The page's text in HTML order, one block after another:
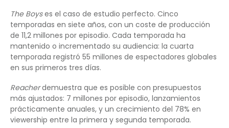
The Boyses el caso de estudio perfecto. Cinco
temporadas en siete años, con un coste de producción
de 11,2 millones por episodio. Cada temporada ha
mantenido o incrementado su audiencia: la cuarta
temporada registró 55 millones de espectadores globales
en sus primeros tres días.
Reacherdemuestra que es posible con presupuestos
más ajustados: 7 millones por episodio, lanzamientos
prácticamente anuales, y un crecimiento del 78% en
viewership entre la primera y segunda temporada.